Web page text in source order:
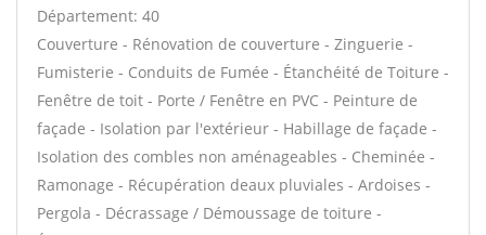
Département: 40
Couverture - Rénovation de couverture - Zinguerie -
Fumisterie - Conduits de Fumée - Étanchéité de Toiture -
Fenêtre de toit - Porte / Fenêtre en PVC - Peinture de
façade - Isolation par l'extérieur - Habillage de façade -
Isolation des combles non aménageables - Cheminée -
Ramonage - Récupération deaux pluviales - Ardoises -
Pergola - Décrassage / Démoussage de toiture -